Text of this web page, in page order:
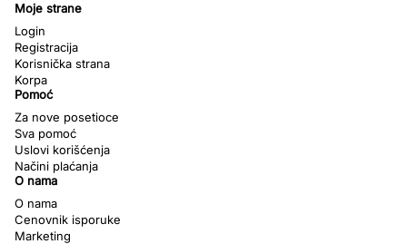
Moje strane
Login
Registracija
Korisnička strana
Korpa
Pomoć
Za nove posetioce
Sva pomoć
Uslovi korišćenja
Načini plaćanja
O nama
O nama
Cenovnik isporuke
Marketing